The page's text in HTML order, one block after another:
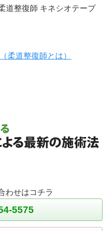
道整復師 キネシオテープ
柔道整復師とは）
わせはコチラ
5575